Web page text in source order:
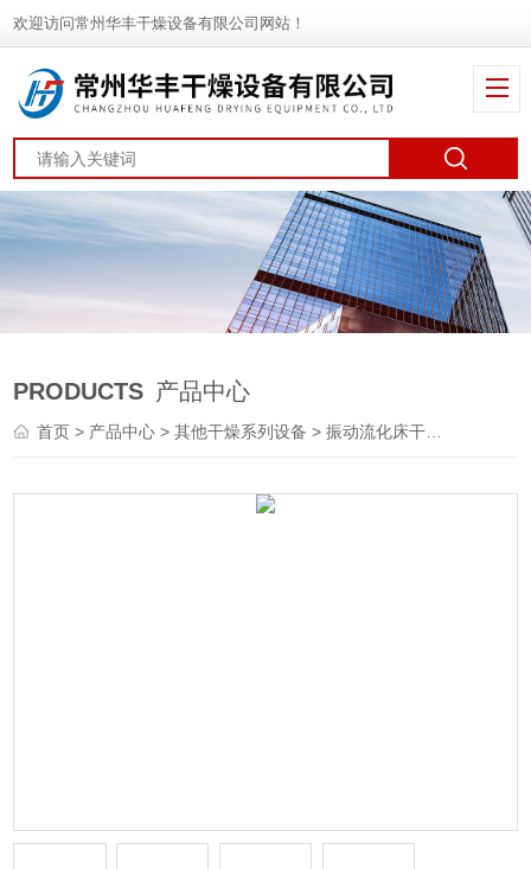
欢迎访问常州华丰干燥设备有限公司网站！
PRODUCTS 产品中心
首页> 产品中心 >其他干燥系列设备 >振动流化床干燥机